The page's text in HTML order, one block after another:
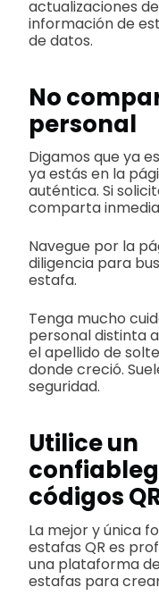
actualizaciones
información de
de datos.
No
personal
Digamos que ya
ya estás en la
auténtica. Si
comparta
Navegue por la
diligencia para
estafa.
Tenga mucho
personal distinta
el apellido de
donde creció.
seguridad.
Utilice un
confiable
códigos
La mejor y única
estafas QR es
una plataforma
estafas para